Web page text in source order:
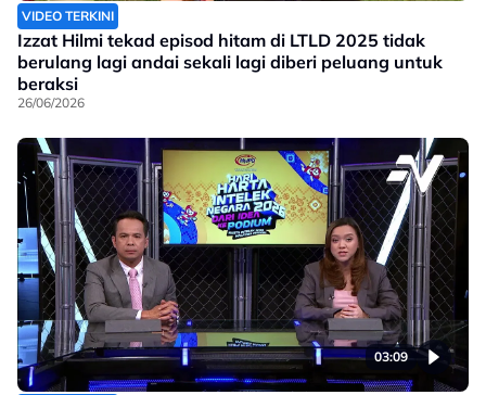
VIDEO TERKINI
Izzat Hilmi tekad episod hitam di LTLD 2025 tidak
berulang lagi andai sekali lagi diberi peluang untuk
beraksi
26/06/2026
03:09